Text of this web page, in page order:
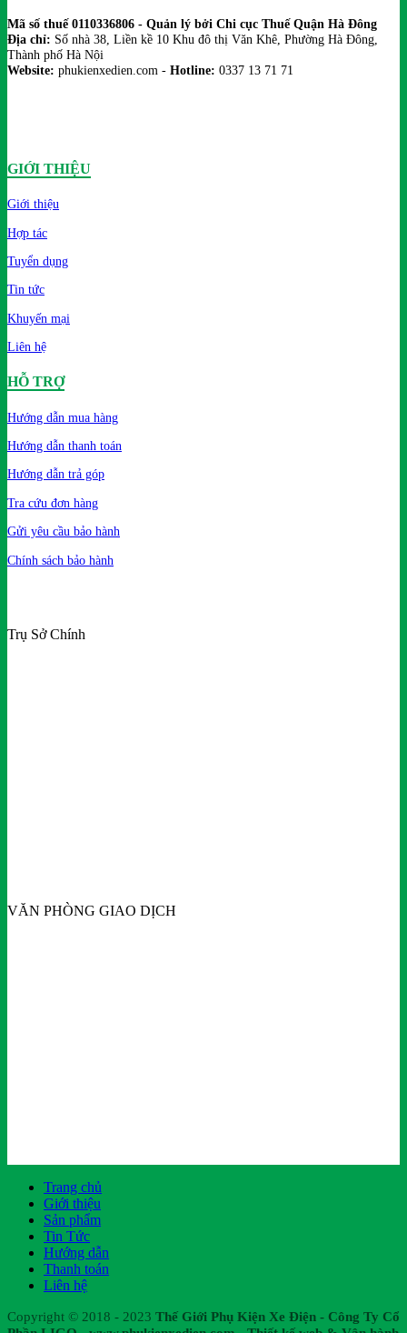
Mã số thuế 0110336806 - Quản lý bởi Chi cục Thuế Quận Hà Đông
Địa chỉ: Số nhà 38, Liền kề 10 Khu đô thị Văn Khê, Phường Hà Đông,
Thành phố Hà Nội
Website: phukienxedien.com - Hotline: 0337 13 71 71
GIỚI THIỆU
Giới thiệu
Hợp tác
Tuyển dụng
Tin tức
Khuyến mại
Liên hệ
HỖ TRỢ
Hướng dẫn mua hàng
Hướng dẫn thanh toán
Hướng dẫn trả góp
Tra cứu đơn hàng
Gửi yêu cầu bảo hành
Chính sách bảo hành
Trụ Sở Chính
VĂN PHÒNG GIAO DỊCH
Trang chủ
Giới thiệu
Sản phẩm
Tin Tức
Hướng dẫn
Thanh toán
Liên hệ
Copyright © 2018 - 2023 Thế Giới Phụ Kiện Xe Điện - Công Ty Cổ